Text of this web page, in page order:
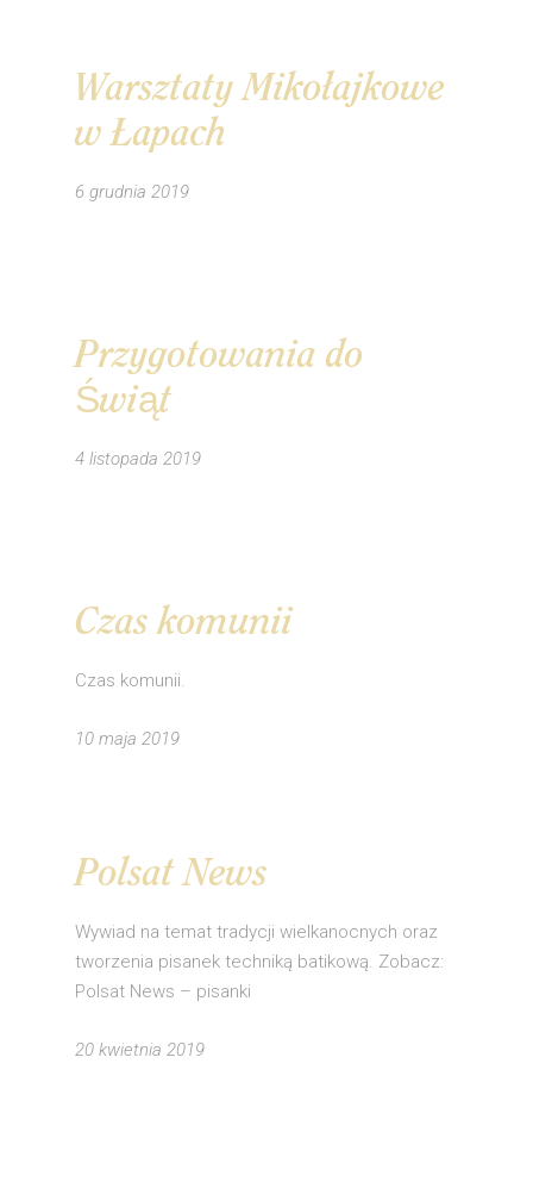
Warsztaty Mikołajkowe
w Łapach
6 grudnia 2019
Przygotowania do
Świąt
4 listopada 2019
Czas komunii
Czas komunii.
10 maja 2019
Polsat News
Wywiad na temat tradycji wielkanocnych oraz
tworzenia pisanek techniką batikową. Zobacz:
Polsat News – pisanki
20 kwietnia 2019